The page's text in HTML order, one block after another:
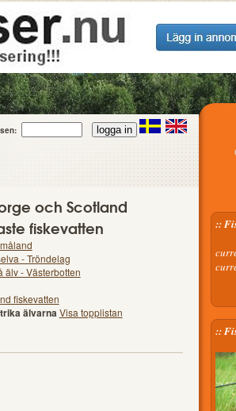
och Scotland
fiskevatten
- Tröndelag
älv - Västerbotten
fiskevatten
älvarnaVisa topplistan
::
::